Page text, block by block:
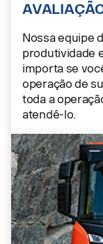
Nossa equipe
produtividade
importa se
operação de
toda a
atendê-lo.